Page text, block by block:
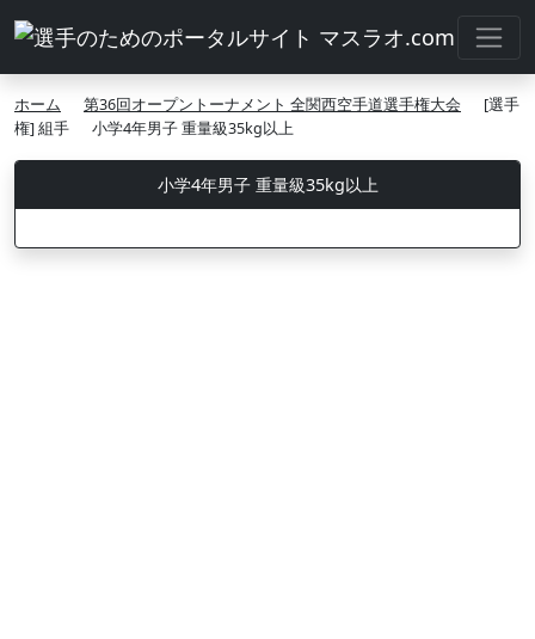
ホーム 第36回オープントーナメント 全関西空手道選手権大会
[選手
権] 組手
小学4年男子 重量級35kg以上
小学4年男子 重量級35kg以上